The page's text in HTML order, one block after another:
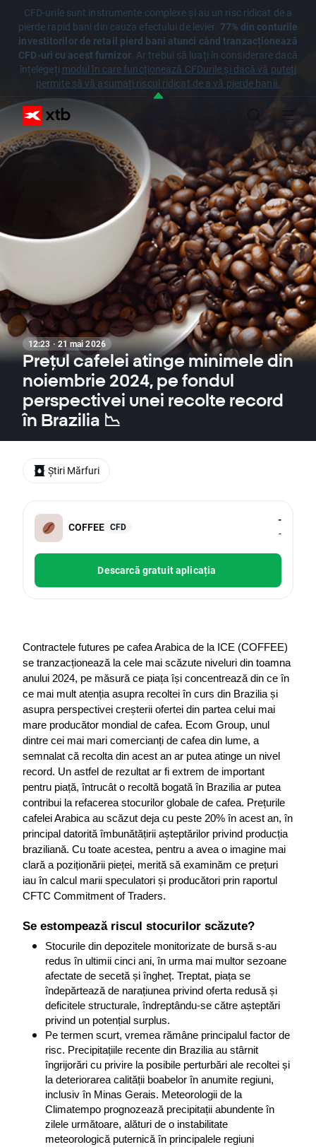
CFD-urile sunt instrumente complexe și au un risc ridicat de a
pierde rapid bani din cauza efectului de levier. 77% din conturile
investitorilor de retail pierd bani atunci când tranzacționează
CFD-uri cu acest furnizor. Ar trebui să luați în considerare dacă
înțelegeți modul în care funcționează CFDurile și dacă vă puteți
permite să vă asumați riscul ridicat de a vă pierde banii.
12:23 · 21 mai 2026
Prețul cafelei atinge minimele din
noiembrie 2024, pe fondul
perspectivei unei recolte record
în Brazilia 📉
COFFEE CFD
-
-
Descarcă gratuit aplicația
Contractele futures pe cafea Arabica de la ICE (COFFEE)
se tranzacționează la cele mai scăzute niveluri din toamna
anului 2024, pe măsură ce piața își concentrează din ce în
ce mai mult atenția asupra recoltei în curs din Brazilia și
asupra perspectivei creșterii ofertei din partea celui mai
mare producător mondial de cafea. Ecom Group, unul
dintre cei mai mari comercianți de cafea din lume, a
semnalat că recolta din acest an ar putea atinge un nivel
record. Un astfel de rezultat ar fi extrem de important
pentru piață, întrucât o recoltă bogată în Brazilia ar putea
contribui la refacerea stocurilor globale de cafea. Prețurile
cafelei Arabica au scăzut deja cu peste 20% în acest an, în
principal datorită îmbunătățirii așteptărilor privind producția
braziliană. Cu toate acestea, pentru a avea o imagine mai
clară a poziționării pieței, merită să examinăm ce prețuri
iau în calcul marii speculatori și producători prin raportul
CFTC Commitment of Traders.
Se estompează riscul stocurilor scăzute?
Stocurile din depozitele monitorizate de bursă s-au
redus în ultimii cinci ani, în urma mai multor sezoane
afectate de secetă și îngheț. Treptat, piața se
îndepărtează de narațiunea privind oferta redusă și
deficitele structurale, îndreptându-se către așteptări
privind un potențial surplus.
Pe termen scurt, vremea rămâne principalul factor de
risc. Precipitațiile recente din Brazilia au stârnit
îngrijorări cu privire la posibile perturbări ale recoltei și
la deteriorarea calității boabelor în anumite regiuni,
inclusiv în Minas Gerais. Meteorologii de la
Climatempo prognozează precipitații abundente în
zilele următoare, alături de o instabilitate
meteorologică puternică în principalele regiuni
Știri Mărfuri